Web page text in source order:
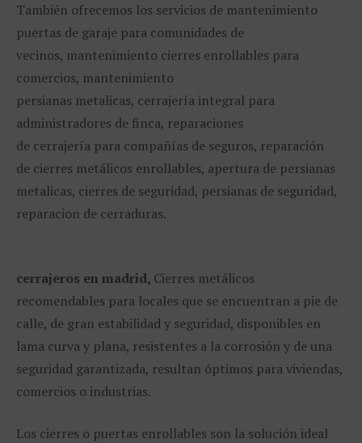
También ofrecemos los servicios de mantenimiento
puertas de garaje para comunidades de
vecinos, mantenimiento cierres enrollables para
comercios, mantenimiento
persianas metalicas, cerrajería integral para
administradores de finca, reparaciones
de cerrajería para compañías de seguros, reparación
de cierres metálicos enrollables, apertura de persianas
metalicas, cierres de seguridad, persianas de seguridad,
reparacion de cerraduras.
cerrajeros en madrid, Cierres metálicos
recomendables para locales que se encuentran a pie de
calle, de gran estabilidad y seguridad, disponibles en
lama curva y plana, resistentes a la corrosión y de una
seguridad garantizada, resultan óptimos para viviendas,
comercios o industrias.
Los cierres o puertas enrollables son la solución ideal